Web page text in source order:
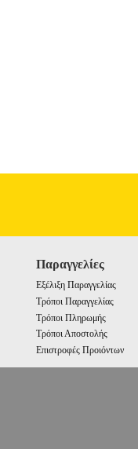
Παραγγελίες
Εξέλιξη Παραγγελίας
Τρόποι Παραγγελίας
Τρόποι Πληρωμής
Τρόποι Αποστολής
Επιστροφές Προιόντων